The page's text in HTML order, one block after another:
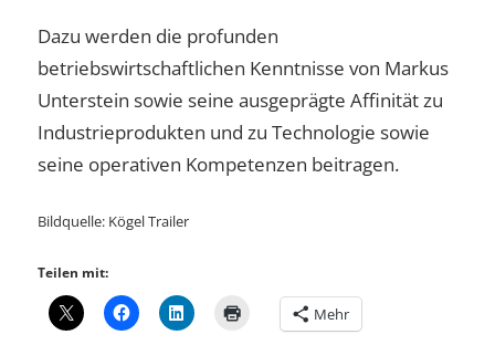
Dazu werden die profunden
betriebswirtschaftlichen Kenntnisse von Markus
Unterstein sowie seine ausgeprägte Affinität zu
Industrieprodukten und zu Technologie sowie
seine operativen Kompetenzen beitragen.
Bildquelle: Kögel Trailer
Teilen mit:
Mehr